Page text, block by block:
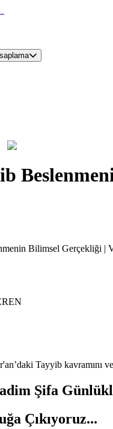
Bilimsel Gerçekliği |
Tayyib kavramını
Şifa
Çıkıyoruz...